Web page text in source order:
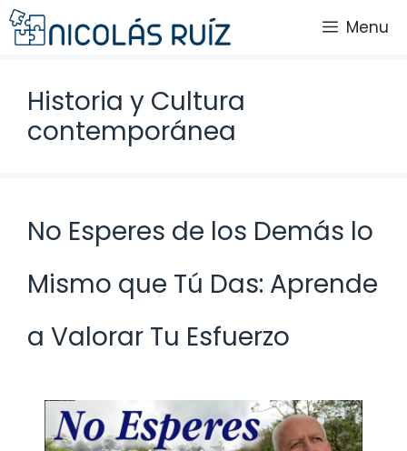
Saltar
al
Menu
Historia y Cultura
contemporánea
No Esperes de los Demás lo
Mismo que Tú Das: Aprende
a Valorar Tu Esfuerzo